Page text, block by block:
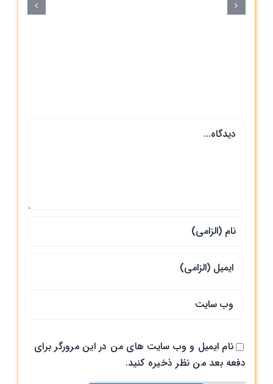
دیدگاه
نام ایمیل و وب سایت های من در این مرورگر برای
دفعه بعد من نظر ذخیره کنید.